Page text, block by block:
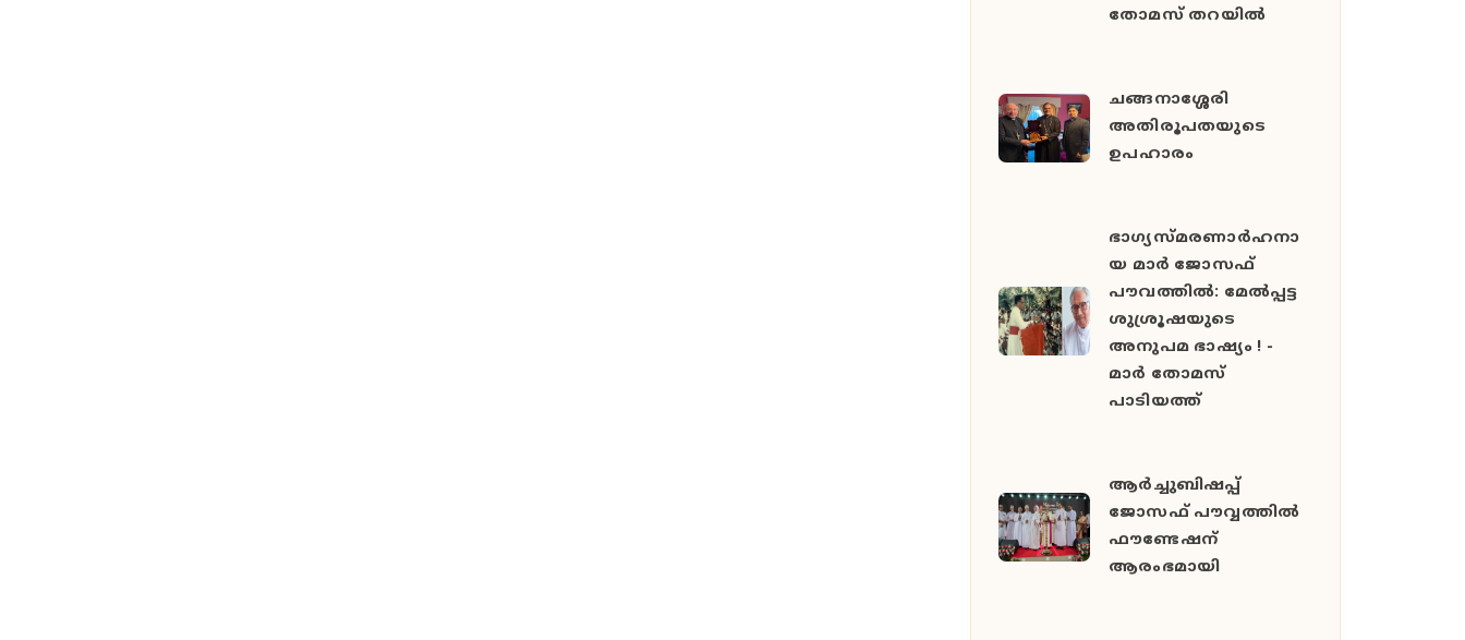
തോമസ് തറയിൽ
ചങ്ങനാശ്ശേരി
അതിരൂപതയുടെ
ഉപഹാരം
ഭാഗ്യസ്മരണാർഹനാ
യ മാർ ജോസഫ്
പൗവത്തിൽ: മേൽപ്പട്ട
ശുശ്രൂഷയുടെ
അനുപമ ഭാഷ്യം ! -
മാർ തോമസ്
പാടിയത്ത്
ആർച്ചുബിഷപ്പ്
ജോസഫ് പൗവ്വത്തിൽ
ഫൗണ്ടേഷന്
ആരംഭമായി